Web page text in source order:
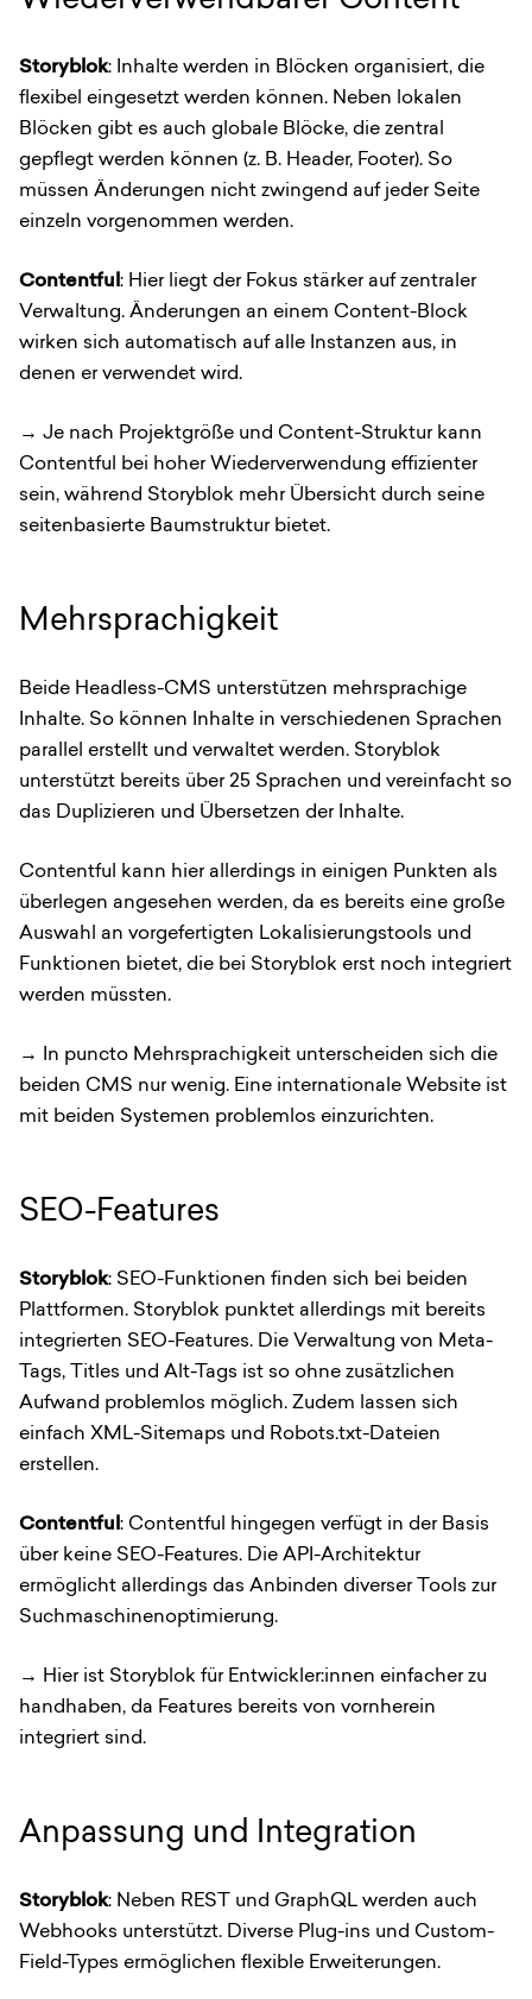
Storyblok: Inhalte werden in Blöcken organisiert, die
flexibel eingesetzt werden können. Neben lokalen
Blöcken gibt es auch globale Blöcke, die zentral
gepflegt werden können (z. B. Header, Footer). So
müssen Änderungen nicht zwingend auf jeder Seite
einzeln vorgenommen werden.
Contentful: Hier liegt der Fokus stärker auf zentraler
Verwaltung. Änderungen an einem Content-Block
wirken sich automatisch auf alle Instanzen aus, in
denen er verwendet wird.
→ Je nach Projektgröße und Content-Struktur kann
Contentful bei hoher Wiederverwendung effizienter
sein, während Storyblok mehr Übersicht durch seine
seitenbasierte Baumstruktur bietet.
Mehrsprachigkeit
Beide Headless-CMS unterstützen mehrsprachige
Inhalte. So können Inhalte in verschiedenen Sprachen
parallel erstellt und verwaltet werden. Storyblok
unterstützt bereits über 25 Sprachen und vereinfacht so
das Duplizieren und Übersetzen der Inhalte.
Contentful kann hier allerdings in einigen Punkten als
überlegen angesehen werden, da es bereits eine große
Auswahl an vorgefertigten Lokalisierungstools und
Funktionen bietet, die bei Storyblok erst noch integriert
werden müssten.
→ In puncto Mehrsprachigkeit unterscheiden sich die
beiden CMS nur wenig. Eine internationale Website ist
mit beiden Systemen problemlos einzurichten.
SEO-Features
Storyblok: SEO-Funktionen finden sich bei beiden
Plattformen. Storyblok punktet allerdings mit bereits
integrierten SEO-Features. Die Verwaltung von Meta-
Tags, Titles und Alt-Tags ist so ohne zusätzlichen
Aufwand problemlos möglich. Zudem lassen sich
einfach XML-Sitemaps und Robots.txt-Dateien
erstellen.
Contentful: Contentful hingegen verfügt in der Basis
über keine SEO-Features. Die API-Architektur
ermöglicht allerdings das Anbinden diverser Tools zur
Suchmaschinenoptimierung.
→ Hier ist Storyblok für Entwickler:innen einfacher zu
handhaben, da Features bereits von vornherein
integriert sind.
Anpassung und Integration
Storyblok: Neben REST und GraphQL werden auch
Webhooks unterstützt. Diverse Plug-ins und Custom-
Field-Types ermöglichen flexible Erweiterungen.